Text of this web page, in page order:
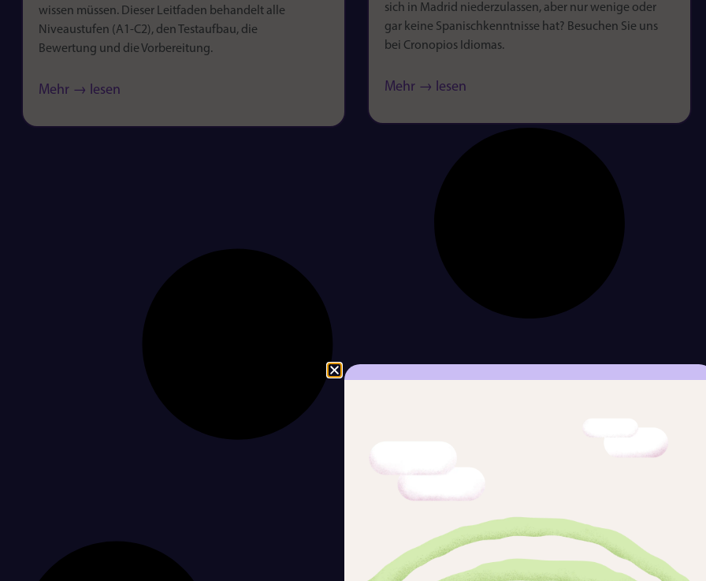
wissen müssen. Dieser Leitfaden behandelt alle
Niveaustufen (A1-C2), den Testaufbau, die
Bewertung und die Vorbereitung.
Mehr → lesen
sich in Madrid niederzulassen, aber nur wenige oder
gar keine Spanischkenntnisse hat? Besuchen Sie uns
bei Cronopios Idiomas.
Mehr → lesen